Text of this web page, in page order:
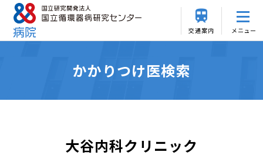
交通案内 メニュー
かかりつけ医検索
大谷内科クリニック